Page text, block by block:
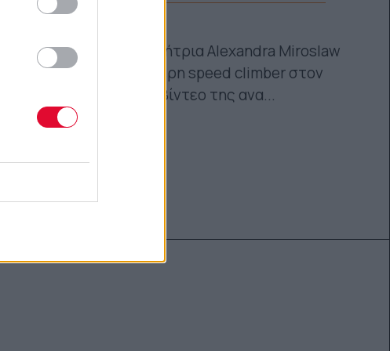
βίντεο
Η Πολωνή αθλήτρια Alexandra Miroslaw
είναι η ταχύτερη speed climber στον
κόσμο και το βίντεο της ανα...